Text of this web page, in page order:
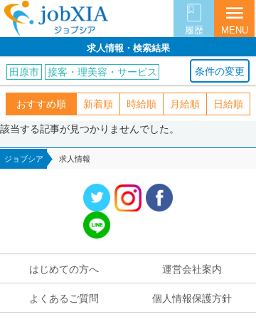
履歴
menu
MENU
求人情報・検索結果
条件の変更
田原市 接客・理美容・サービス
おすすめ順 新着順 時給順 月給順 日給順
該当する記事が見つかりませんでした。
ジョブシア 求人情報
はじめての方へ 運営会社案内
よくあるご質問 個人情報保護方針